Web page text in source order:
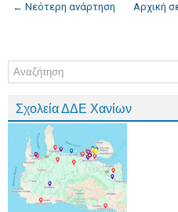
← Νεότερη ανάρτηση Αρχική
Σχολεία ΔΔΕ Χανίων